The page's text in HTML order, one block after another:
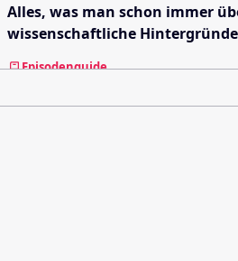
Alles, was man schon immer
wissenschaftliche
Episodenguide